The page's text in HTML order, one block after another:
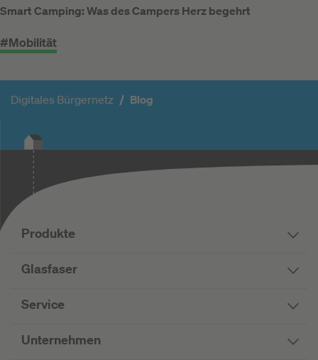
Smart Camping: Was des Campers Herz begehrt
#Mobilität
Digitales Bürgernetz Blog
Produkte
Glasfaser
Service
Unternehmen